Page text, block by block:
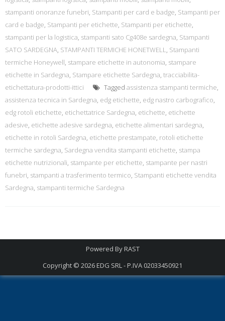
stampanti onoranze funebri, Stampanti per card e badge, Stampanti per
card e badge, Stampanti per etichette, Stampanti per etichette,
stampanti per la logistica, stampanti sato Cg408e sardegna, Stampanti
SATO SARDEGNA, STAMPANTI TERMICHE HONETWELL, Stampanti
termiche Honeywell, stampare etichette in autonomia, stampare
etichette in Sardegna, Stampare etichette Sardegna, tracciabilita-
etichettatura-prodotti-ittici
Tagged assistenza stampanti termiche,
assistenza tecnica in Sardegna, edg etichette, edg nastro carbografico,
edg rotoli etichette, etichettatrice Sardegna, etichette, etichette
adesive, etichette adesive sardegna, etichette alimentari sardegna,
etichette in rotoli Sardegna, etichette prestampate, rotoli etichette
termiche sardegna, Sardegna vendita stampanti etichette, stampa
etichette nutrizionali, stampante per etichette, stampante per nastri
funebri, stampanti a trasferimento termico, Stampanti etichette vendita
Sardegna, stampanti termiche Sardegna
Powered ByRAST
Copyright © 2026EDG SRL - P.IVA 02033450921